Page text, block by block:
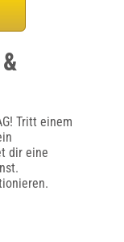
Tritt einem
dir eine